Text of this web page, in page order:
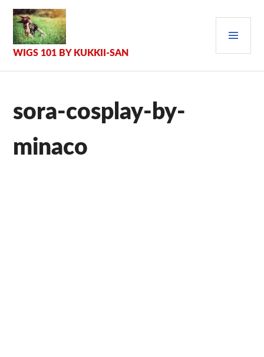
Inhalt
springen
WIGS 101 BY KUKKII-SAN
sora-cosplay-by-
minaco